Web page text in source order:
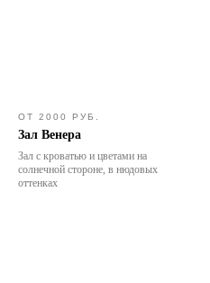
ОТ 2000 РУБ.
Зал Венера
Зал с кроватью и цветами на
солнечной стороне, в нюдовых
оттенках